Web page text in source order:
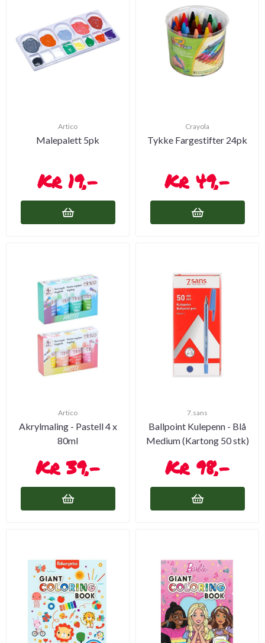
Artico
Malepalett 5pk
19,-
Crayola
Tykke Fargestifter 24pk
49,-
Artico
Akrylmaling - Pastell 4 x
80ml
39,-
7.sans
Ballpoint Kulepenn - Blå
Medium (Kartong 50 stk)
98,-